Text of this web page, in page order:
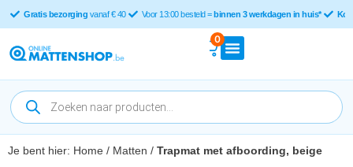
Gratis bezorging vanaf € 40 Voor 13:00 besteld =binnen 3 werkdagen in huis*
0
Je bent hier: Home / Matten / Trapmat met afboording, beige